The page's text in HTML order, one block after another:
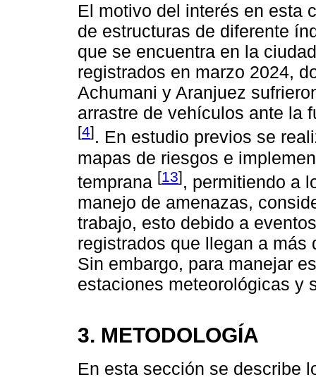
El motivo del interés en esta
de estructuras de diferente
que se encuentra en la
registrados en marzo 2024,
Achumani y Aranjuez
arrastre de vehículos ante la
[4]. En estudio previos se
mapas de riesgos e
temprana [13], permitiendo a
manejo de amenazas,
trabajo, esto debido a
registrados que llegan a
Sin embargo, para manejar
estaciones meteorológicas y
3. METODOLOGÍA
En esta sección se describe